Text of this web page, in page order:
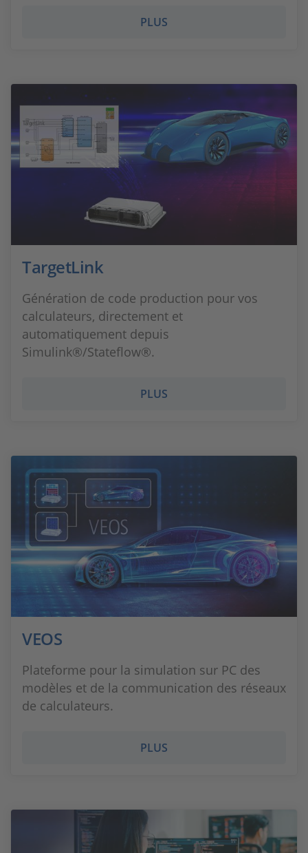
PLUS
TargetLink
Génération de code production pour vos
calculateurs, directement et
automatiquement depuis
Simulink®/Stateflow®.
PLUS
VEOS
Plateforme pour la simulation sur PC des
modèles et de la communication des réseaux
de calculateurs.
PLUS